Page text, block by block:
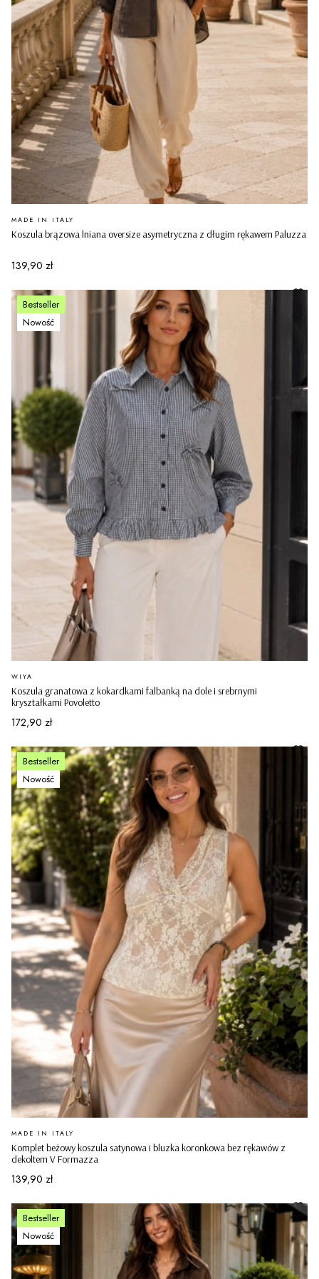
Koszula brązowa lniana oversize asymetryczna z długim rękawem Paluzza
PRODUCENT
MADE IN ITALY
Cena
139,90 zł
Bestseller
Nowość
Koszula granatowa z kokardkami falbanką na dole i srebrnymi
kryształkami Povoletto
PRODUCENT
WIYA
Cena
172,90 zł
Bestseller
Nowość
Komplet beżowy koszula satynowa i bluzka koronkowa bez rękawów z
dekoltem V Formazza
PRODUCENT
MADE IN ITALY
Cena
139,90 zł
Bestseller
Nowość